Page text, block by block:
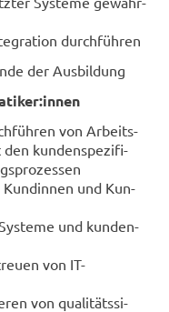
durch­füh­ren
der Aus­bil­dung
von Ar­beits­
den kun­den­spe­zi­fi­
und Kun­
und kun­den­
von IT-​
von qua­li­täts­si­